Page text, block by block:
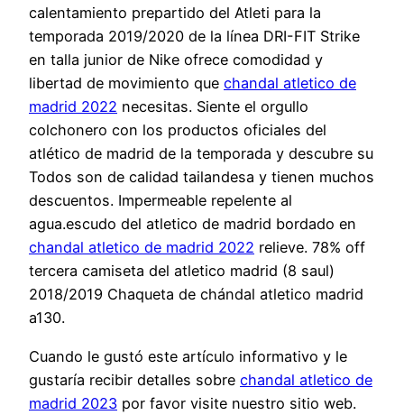
calentamiento prepartido del Atleti para la
temporada 2019/2020 de la línea DRI-FIT Strike
en talla junior de Nike ofrece comodidad y
libertad de movimiento que chandal atletico de
madrid 2022 necesitas. Siente el orgullo
colchonero con los productos oficiales del
atlético de madrid de la temporada y descubre su
Todos son de calidad tailandesa y tienen muchos
descuentos. Impermeable repelente al
agua.escudo del atletico de madrid bordado en
chandal atletico de madrid 2022 relieve. 78% off
tercera camiseta del atletico madrid (8 saul)
2018/2019 Chaqueta de chándal atletico madrid
a130.
Cuando le gustó este artículo informativo y le
gustaría recibir detalles sobre chandal atletico de
madrid 2023 por favor visite nuestro sitio web.